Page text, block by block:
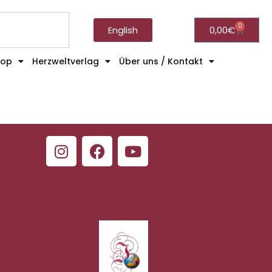
English 0,00€ 0
Herzweltverlag Über uns / Kontakt